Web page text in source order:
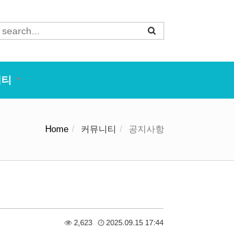
Home 커뮤니티 공지사항
2,623 2025.09.15 17:44